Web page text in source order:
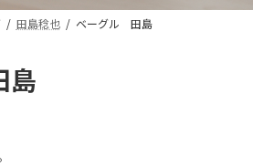
田島稔也 ベーグル 田島
島